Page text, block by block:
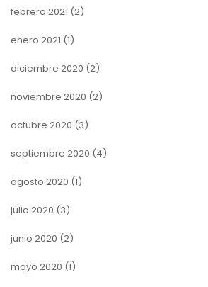
febrero 2021 (2)
enero 2021 (1)
diciembre 2020 (2)
noviembre 2020 (2)
octubre 2020 (3)
septiembre 2020 (4)
agosto 2020 (1)
julio 2020 (3)
junio 2020 (2)
mayo 2020 (1)